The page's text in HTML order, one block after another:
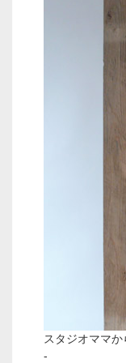
スタジオママか
-